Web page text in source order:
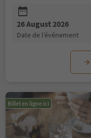
26 August 2026
date de l’événement
Billet en ligne ici